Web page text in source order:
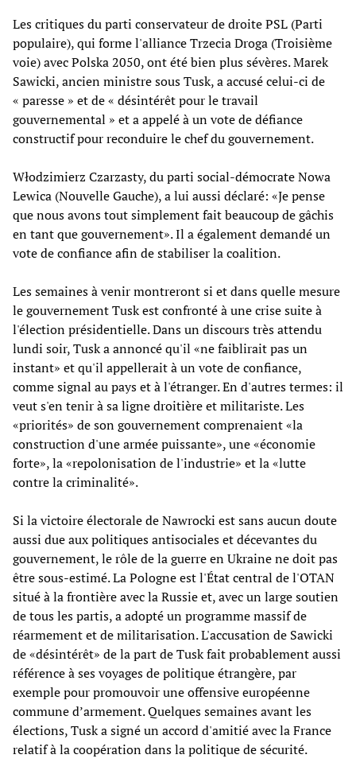
Les critiques du parti conservateur de droite PSL (Parti
populaire), qui forme l'alliance Trzecia Droga (Troisième
voie) avec Polska 2050, ont été bien plus sévères. Marek
Sawicki, ancien ministre sous Tusk, a accusé celui-ci de
« paresse » et de « désintérêt pour le travail
gouvernemental » et a appelé à un vote de défiance
constructif pour reconduire le chef du gouvernement.
Włodzimierz Czarzasty, du parti social-démocrate Nowa
Lewica (Nouvelle Gauche), a lui aussi déclaré: «Je pense
que nous avons tout simplement fait beaucoup de gâchis
en tant que gouvernement». Il a également demandé un
vote de confiance afin de stabiliser la coalition.
Les semaines à venir montreront si et dans quelle mesure
le gouvernement Tusk est confronté à une crise suite à
l'élection présidentielle. Dans un discours très attendu
lundi soir, Tusk a annoncé qu'il «ne faiblirait pas un
instant» et qu'il appellerait à un vote de confiance,
comme signal au pays et à l'étranger. En d'autres termes: il
veut s'en tenir à sa ligne droitière et militariste. Les
«priorités» de son gouvernement comprenaient «la
construction d'une armée puissante», une «économie
forte», la «repolonisation de l'industrie» et la «lutte
contre la criminalité».
Si la victoire électorale de Nawrocki est sans aucun doute
aussi due aux politiques antisociales et décevantes du
gouvernement, le rôle de la guerre en Ukraine ne doit pas
être sous-estimé. La Pologne est l'État central de l'OTAN
situé à la frontière avec la Russie et, avec un large soutien
de tous les partis, a adopté un programme massif de
réarmement et de militarisation. L'accusation de Sawicki
de «désintérêt» de la part de Tusk fait probablement aussi
référence à ses voyages de politique étrangère, par
exemple pour promouvoir une offensive européenne
commune d’armement. Quelques semaines avant les
élections, Tusk a signé un accord d'amitié avec la France
relatif à la coopération dans la politique de sécurité.